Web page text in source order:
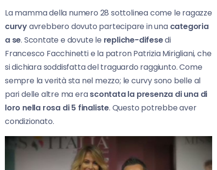
La mamma della numero 28 sottolinea come le ragazze
curvyavrebbero dovuto partecipare in una categoria
a se. Scontate e dovute le repliche-difesedi
Francesco Facchinetti e la patron Patrizia Mirigliani, che
si dichiara soddisfatta del traguardo raggiunto. Come
sempre la verità sta nel mezzo; le curvy sono belle al
pari delle altre ma erascontata la presenza di una di
loro nella rosa di 5 finaliste. Questo potrebbe aver
condizionato.